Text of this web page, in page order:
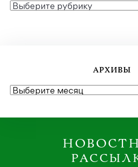
РУБРИКИ
АРХИВЫ
АРХИВЫ